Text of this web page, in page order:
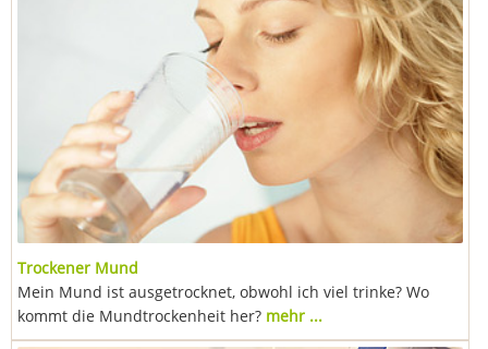
Trockener Mund
Mein Mund ist ausgetrocknet, obwohl ich viel trinke? Wo
kommt die Mundtrockenheit her? mehr ...